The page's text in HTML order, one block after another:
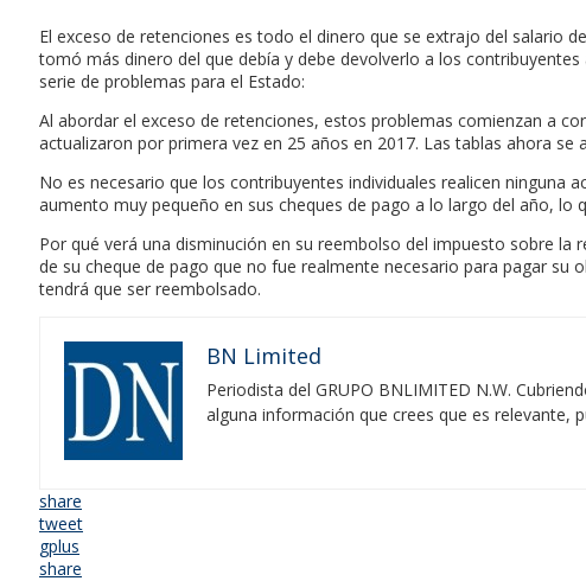
El exceso de retenciones es todo el dinero que se extrajo del salario
tomó más dinero del que debía y debe devolverlo a los
serie de problemas para el Estado:
Al abordar el exceso de retenciones, estos problemas comienzan a
actualizaron por primera vez en 25 años en 2017. Las tablas ahora se
No es necesario que los contribuyentes individuales realicen ninguna
aumento muy pequeño en sus cheques de pago a lo largo del año, lo
Por qué verá una disminución en su reembolso del impuesto sobre la
de su cheque de pago que no fue realmente necesario para pagar
tendrá que ser reembolsado.
BN Limited
Periodista del GRUPO BNLIMITED N.W.
alguna información que crees que es relevante,
share
tweet
gplus
share